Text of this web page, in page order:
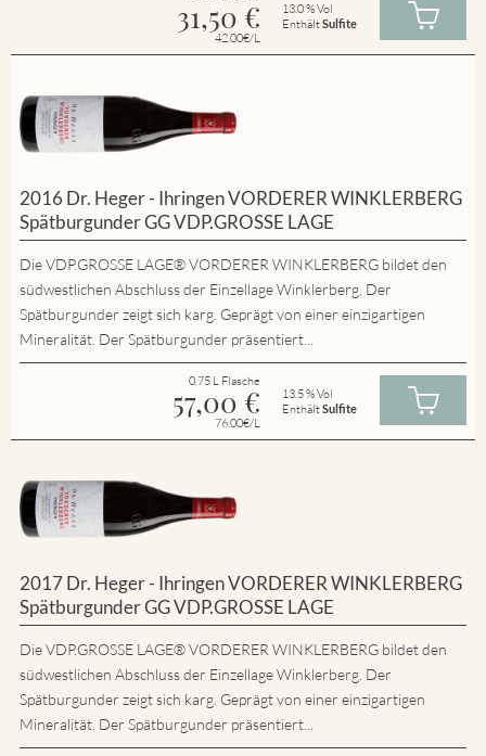
31,50 €
42.00€/L
13.0 % Vol
EnthältSulfite
2016 Dr. Heger - Ihringen VORDERER WINKLERBERG
Spätburgunder GG VDP.GROSSE LAGE
Die VDP.GROSSE LAGE® VORDERER WINKLERBERG bildet den
südwestlichen Abschluss der Einzellage Winklerberg. Der
Spätburgunder zeigt sich karg. Geprägt von einer einzigartigen
Mineralität. Der Spätburgunder präsentiert...
0.75 L Flasche
57,00 €
76.00€/L
13.5 % Vol
EnthältSulfite
2017 Dr. Heger - Ihringen VORDERER WINKLERBERG
Spätburgunder GG VDP.GROSSE LAGE
Die VDP.GROSSE LAGE® VORDERER WINKLERBERG bildet den
südwestlichen Abschluss der Einzellage Winklerberg. Der
Spätburgunder zeigt sich karg. Geprägt von einer einzigartigen
Mineralität. Der Spätburgunder präsentiert...